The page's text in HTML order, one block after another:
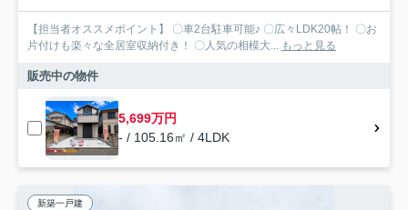
【担当者オススメポイント】 〇車2台駐車可能♪ 〇広々LDK20帖！ 〇お
片付けも楽々な全居室収納付き！ 〇人気の相模大... もっと見る
販売中の物件
5,699万円
- / 105.16㎡ / 4LDK
新築一戸建